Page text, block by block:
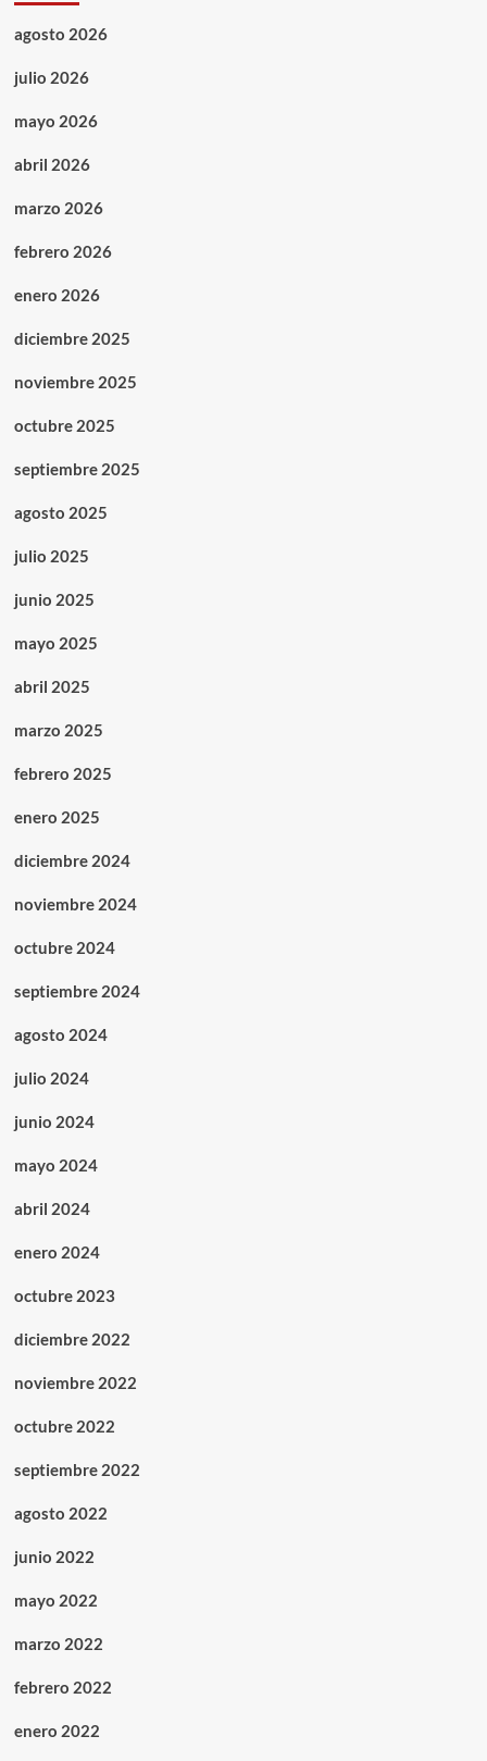
agosto 2026
julio 2026
mayo 2026
abril 2026
marzo 2026
febrero 2026
enero 2026
diciembre 2025
noviembre 2025
octubre 2025
septiembre 2025
agosto 2025
julio 2025
junio 2025
mayo 2025
abril 2025
marzo 2025
febrero 2025
enero 2025
diciembre 2024
noviembre 2024
octubre 2024
septiembre 2024
agosto 2024
julio 2024
junio 2024
mayo 2024
abril 2024
enero 2024
octubre 2023
diciembre 2022
noviembre 2022
octubre 2022
septiembre 2022
agosto 2022
junio 2022
mayo 2022
marzo 2022
febrero 2022
enero 2022